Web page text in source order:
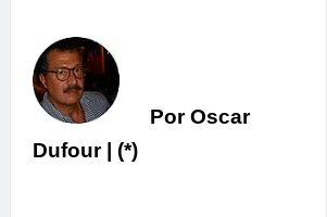
Por Oscar
Dufour | (*)